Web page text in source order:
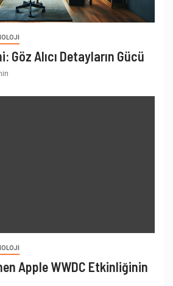
Göz Alıcı Detayların Gücü
Apple WWDC Etkinliğinin